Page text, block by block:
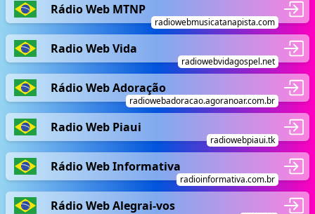
Rádio Web MTNP
radiowebmusicatanapista.com
Radio Web Vida
radiowebvidagospel.net
Rádio Web Adoração
radiowebadoracao.agoranoar.com.br
Radio Web Piaui
radiowebpiaui.tk
Rádio Web Informativa
radioinformativa.com.br
Rádio Web Alegrai-vos